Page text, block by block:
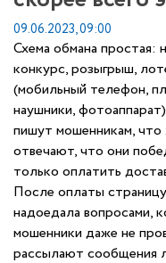
09.06.2023, 09:00
Схема обмана простая:
конкурс, розыгрыш,
(мобильный телефон,
наушники,
пишут мошенникам, что
отвечают, что они
только оплатить
После оплаты
надоедала вопросами,
мошенники даже не
рассылают сообщения